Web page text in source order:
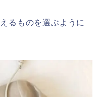
るものを選ぶように